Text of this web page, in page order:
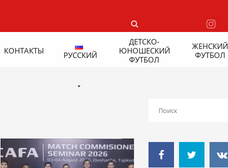
КОНТАКТЫ РУССКИЙ
ДЕТСКО-
ЮНОШЕСКИЙ
ФУТБОЛ
ЖЕНСКИЙ
ФУТБОЛ